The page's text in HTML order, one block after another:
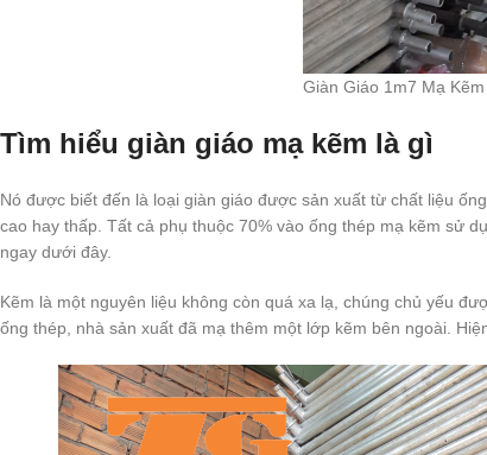
Giàn Giáo 1m7 Mạ Kẽm
Tìm hiểu giàn giáo mạ kẽm là gì
Nó được biết đến là loại giàn giáo được sản xuất từ chất liệu
cao hay thấp. Tất cả phụ thuộc 70% vào ống thép mạ kẽm sử
ngay dưới đây.
Kẽm là một nguyên liệu không còn quá xa lạ, chúng chủ yếu
ống thép, nhà sản xuất đã mạ thêm một lớp kẽm bên ngoài.